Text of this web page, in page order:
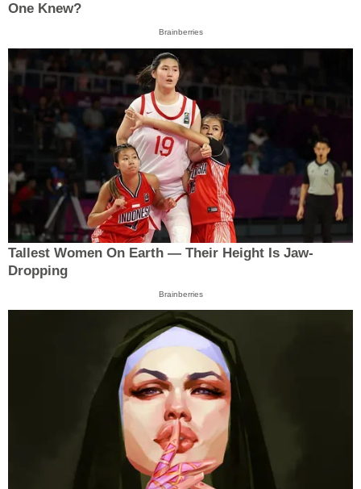
One Knew?
Brainberries
Tallest Women On Earth — Their Height Is Jaw-
Dropping
Brainberries